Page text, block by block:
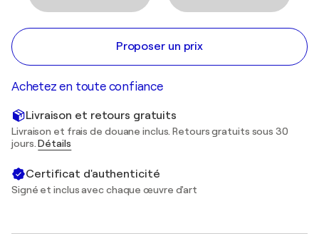
Proposer un prix
Achetez en toute confiance
Livraison et retours gratuits
Livraison et frais de douane inclus. Retours gratuits sous 30
jours.Détails
Certificat d'authenticité
Signé et inclus avec chaque œuvre d'art